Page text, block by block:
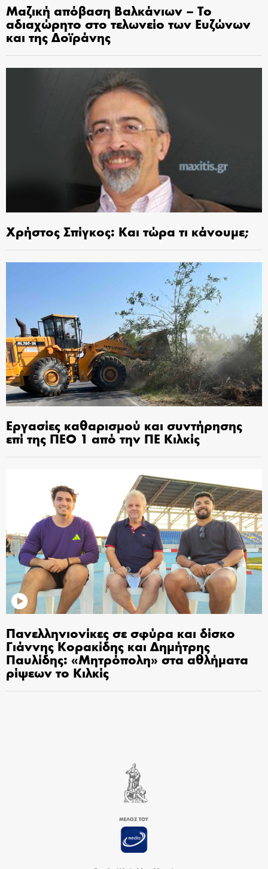
Μαζική απόβαση Βαλκάνιων – Το
αδιαχώρητο στο τελωνείο των Ευζώνων
και της Δοϊράνης
Χρήστος Σπίγκος: Και τώρα τι κάνουμε;
Εργασίες καθαρισμού και συντήρησης
επί της ΠΕΟ 1 από την ΠΕ Κιλκίς
Πανελληνιονίκες σε σφύρα και δίσκο
Γιάννης Κορακίδης και Δημήτρης
Παυλίδης: «Μητρόπολη» στα αθλήματα
ρίψεων το Κιλκίς